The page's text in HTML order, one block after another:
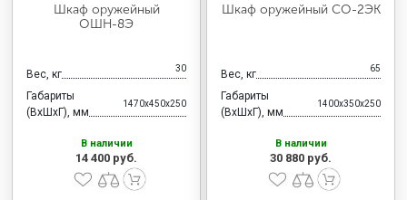
Шкаф оружейный
ОШН-8Э
Вес, кг 30
Габариты
(ВхШхГ), мм
1470x450x250
В наличии
14 400 руб.
Шкаф оружейный СО-2ЭК
Вес, кг 65
Габариты
(ВхШхГ), мм
1400x350x250
В наличии
30 880 руб.